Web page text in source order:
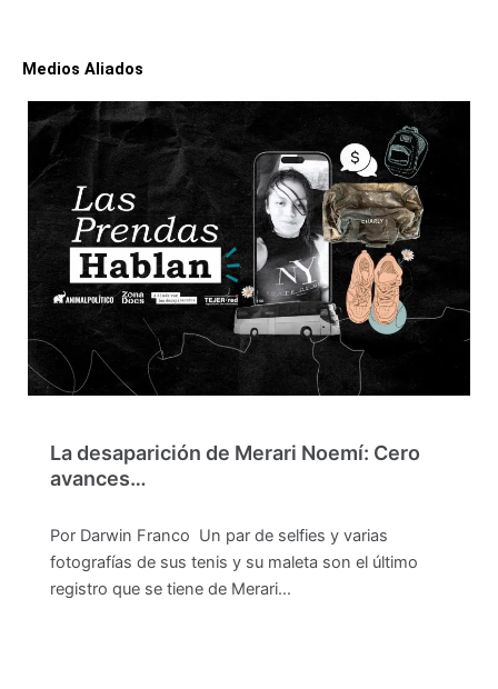
Medios Aliados
La desaparición de Merari Noemí: Cero
avances…
Por Darwin Franco Un par de selfies y varias
fotografías de sus tenis y su maleta son el último
registro que se tiene de Merari…